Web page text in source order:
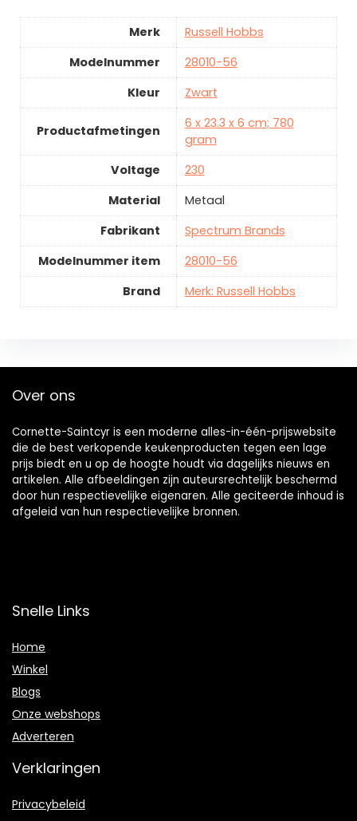
Merk
Russell Hobbs
Modelnummer
28010-56
Kleur
Zwart
Productafmetingen
6 x 23.3 x 6 cm; 780
gram
Voltage
230
Material
Metaal
Fabrikant
Spectrum Brands
Modelnummer item
28010-56
Brand
Merk: Russell Hobbs
Over ons
Cornette-Saintcyr is een moderne alles-in-één-prijswebsite
die de best verkopende keukenproducten tegen een lage
prijs biedt en u op de hoogte houdt via dagelijks nieuws en
artikelen. Alle afbeeldingen zijn auteursrechtelijk beschermd
door hun respectievelijke eigenaren. Alle geciteerde inhoud is
afgeleid van hun respectievelijke bronnen.
Snelle Links
Home
Winkel
Blogs
Onze webshops
Adverteren
Verklaringen
Privacybeleid